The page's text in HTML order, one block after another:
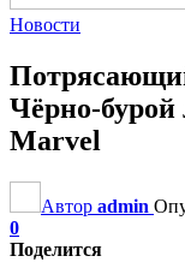
Новости
Чёрно-
Marvel
Автор admin
0
Поделится